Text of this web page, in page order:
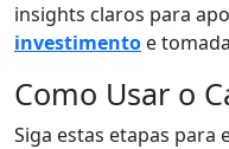
insights claros para
investimento e
Como Usar o
Siga estas etapas